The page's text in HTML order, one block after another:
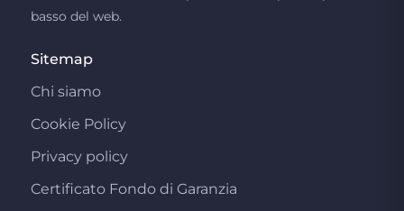
basso del web.
Sitemap
Chi siamo
Cookie Policy
Privacy policy
Certificato Fondo di Garanzia